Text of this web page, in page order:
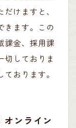
けますと、
きます。この
課金、採用課
切しておりま
おります。
オンライン